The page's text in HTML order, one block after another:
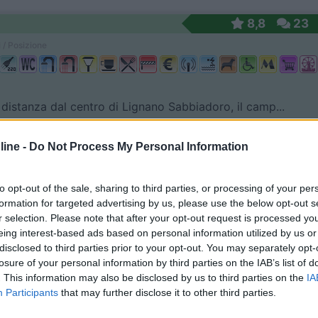
- Do Not Process My Personal Information
opt-out of the sale, sharing to third parties, or processing of your
for targeted advertising by us, please use the below opt-out
selection. Please note that after your opt-out request is processed
interest-based ads based on personal information utilized by us
to third parties prior to your opt-out. You may separately
of your personal information by third parties on the IAB’s list of
This information may also be disclosed by us to third parties on the
Participants that may further disclose it to other third parties.
8,8 23
dal centro di Lignano Sabbiadoro, il camp...
8
Posizione
(BZ) - 81.8km
Dobbiaco, 3
Disponibilità